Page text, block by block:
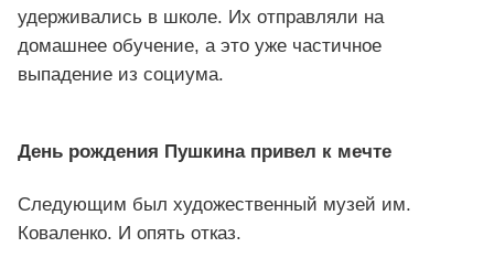
удерживались в школе. Их отправляли на
домашнее обучение, а это уже частичное
выпадение из социума.
День рождения Пушкина привел к мечте
Следующим был художественный музей им.
Коваленко. И опять отказ.